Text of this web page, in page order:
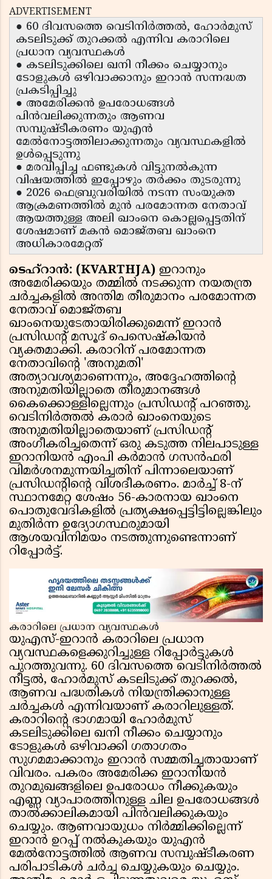
ADVERTISEMENT
● 60 ദിവസത്തെ വെടിനിർത്തൽ, ഹോർമുസ്
കടലിടുക്ക് തുറക്കൽ എന്നിവ കരാറിലെ
പ്രധാന വ്യവസ്ഥകൾ
● കടലിടുക്കിലെ ഖനി നീക്കം ചെയ്യാനും
ടോളുകൾ ഒഴിവാക്കാനും ഇറാൻ സന്നദ്ധത
പ്രകടിപ്പിച്ചു
● അമേരിക്കൻ ഉപരോധങ്ങൾ
പിൻവലിക്കുന്നതും ആണവ
സമ്പുഷ്ടീകരണം യുഎൻ
മേൽനോട്ടത്തിലാക്കുന്നതും വ്യവസ്ഥകളിൽ
ഉൾപ്പെടുന്നു
● മരവിപ്പിച്ച ഫണ്ടുകൾ വിട്ടുനൽകുന്ന
വിഷയത്തിൽ ഇപ്പോഴും തർക്കം തുടരുന്നു
● 2026 ഫെബ്രുവരിയിൽ നടന്ന സംയുക്ത
ആക്രമണത്തിൽ മുൻ പരമോന്നത നേതാവ്
ആയത്തുള്ള അലി ഖാംനെ കൊല്ലപ്പെട്ടതിന്
ശേഷമാണ് മകൻ മൊജ്തബ ഖാംനെ
അധികാരമേറ്റത്
ടെഹ്റാൻ: (KVARTHJA) ഇറാനും
അമേരിക്കയും തമ്മിൽ നടക്കുന്ന നയതന്ത്ര
ചർച്ചകളിൽ അന്തിമ തീരുമാനം പരമോന്നത
നേതാവ് മൊജ്തബ
ഖാംനെയുടേതായിരിക്കുമെന്ന് ഇറാൻ
പ്രസിഡന്റ് മസൂദ് പെസെഷ്കിയൻ
വ്യക്തമാക്കി. കരാറിന് പരമോന്നത
നേതാവിന്റെ 'അനുമതി'
അത്യാവശ്യമാണെന്നും, അദ്ദേഹത്തിന്റെ
അനുമതിയില്ലാതെ തീരുമാനങ്ങൾ
കൈക്കൊള്ളില്ലെന്നും പ്രസിഡന്റ് പറഞ്ഞു.
വെടിനിർത്തൽ കരാർ ഖാംനെയുടെ
അനുമതിയില്ലാതെയാണ് പ്രസിഡന്റ്
അംഗീകരിച്ചതെന്ന് ഒരു കടുത്ത നിലപാടുള്ള
ഇറാനിയൻ എംപി കർമാൻ ഗസൻഫരി
വിമർശനമുന്നയിച്ചതിന് പിന്നാലെയാണ്
പ്രസിഡന്റിന്റെ വിശദീകരണം. മാർച്ച് 8-ന്
സ്ഥാനമേറ്റ ശേഷം 56-കാരനായ ഖാംനെ
പൊതുവേദികളിൽ പ്രത്യക്ഷപ്പെട്ടിട്ടില്ലെങ്കിലും
മുതിർന്ന ഉദ്യോഗസ്ഥരുമായി
ആശയവിനിമയം നടത്തുന്നുണ്ടെന്നാണ്
റിപ്പോർട്ട്.
കരാറിലെ പ്രധാന വ്യവസ്ഥകൾ
യുഎസ്-ഇറാൻ കരാറിലെ പ്രധാന
വ്യവസ്ഥകളെക്കുറിച്ചുള്ള റിപ്പോർട്ടുകൾ
പുറത്തുവന്നു. 60 ദിവസത്തെ വെടിനിർത്തൽ
നീട്ടൽ, ഹോർമുസ് കടലിടുക്ക് തുറക്കൽ,
ആണവ പദ്ധതികൾ നിയന്ത്രിക്കാനുള്ള
ചർച്ചകൾ എന്നിവയാണ് കരാറിലുള്ളത്.
കരാറിന്റെ ഭാഗമായി ഹോർമുസ്
കടലിടുക്കിലെ ഖനി നീക്കം ചെയ്യാനും
ടോളുകൾ ഒഴിവാക്കി ഗതാഗതം
സുഗമമാക്കാനും ഇറാൻ സമ്മതിച്ചതായാണ്
വിവരം. പകരം അമേരിക്ക ഇറാനിയൻ
തുറമുഖങ്ങളിലെ ഉപരോധം നീക്കുകയും
എണ്ണ വ്യാപാരത്തിനുള്ള ചില ഉപരോധങ്ങൾ
താൽക്കാലികമായി പിൻവലിക്കുകയും
ചെയ്യും. ആണവായുധം നിർമ്മിക്കില്ലെന്ന്
ഇറാൻ ഉറപ്പ് നൽകുകയും യുഎൻ
മേൽനോട്ടത്തിൽ ആണവ സമ്പുഷ്ടീകരണ
പരിപാടികൾ ചർച്ച ചെയ്യുകയും ചെയ്യും.